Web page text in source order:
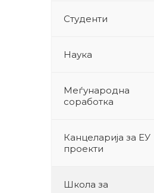
Студенти
Наука
Меѓународна
соработка
Канцеларија за ЕУ
проекти
Школа за